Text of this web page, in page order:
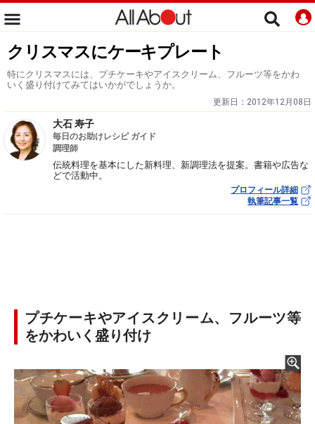
クリスマスにケーキプレート
特にクリスマスには、プチケーキやアイスクリーム、フルーツ等をかわ
いく盛り付けてみてはいかがでしょうか。
更新日： 2012年12月08日
大石 寿子
毎日のお助けレシピ ガイド
調理師
伝統料理を基本にした新料理、新調理法を提案。書籍や広告な
どで活動中。
プロフィール詳細
執筆記事一覧
プチケーキやアイスクリーム、フルーツ等
をかわいく盛り付け